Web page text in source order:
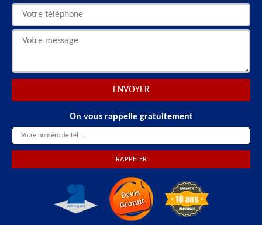
On vous rappelle gratuitement